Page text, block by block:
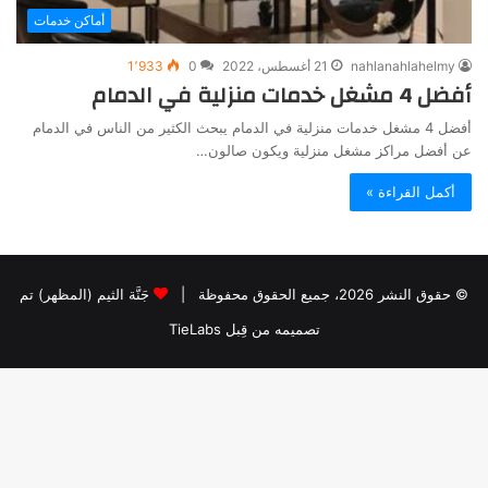
أماكن خدمات
nahlanahlahelmy 21 أغسطس، 2022 0 1٬933
أفضل 4 مشغل خدمات منزلية في الدمام
أفضل 4 مشغل خدمات منزلية في الدمام يبحث الكثير من الناس في الدمام
عن أفضل مراكز مشغل منزلية ويكون صالون…
أكمل القراءة »
© حقوق النشر 2026، جميع الحقوق محفوظة |
جَنَّة الثيم (المظهر) تم
تصميمه من قِبل TieLabs